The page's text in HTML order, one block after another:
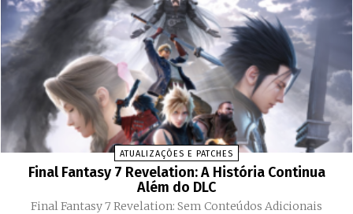
ATUALIZAÇÕES E PATCHES
Final Fantasy 7 Revelation: A História Continua
Além do DLC
Final Fantasy 7 Revelation: Sem Conteúdos Adicionais